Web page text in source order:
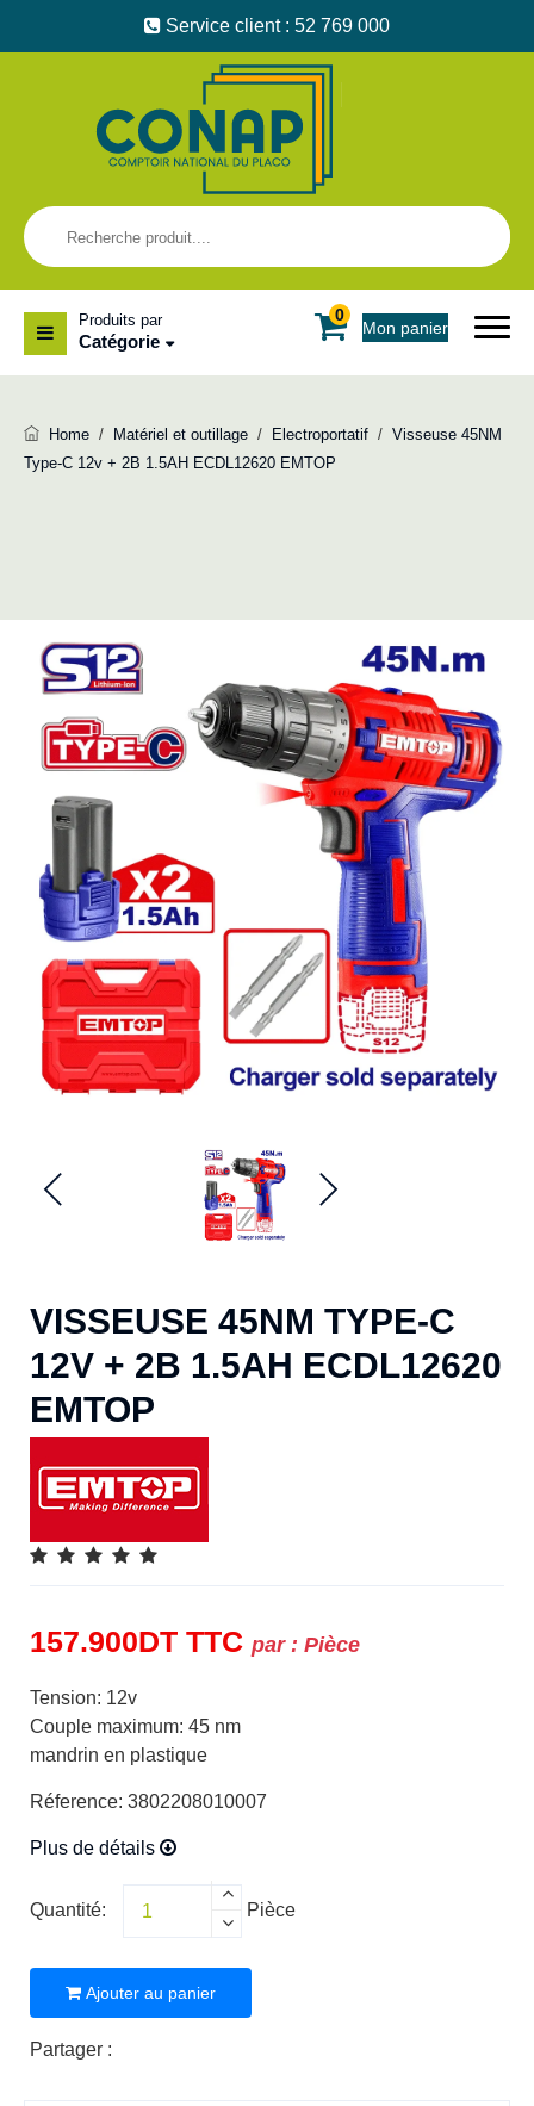
Service client : 52 769 000
0
Mon panier
Produits par
Catégorie
Home / Matériel et outillage / Electroportatif / Visseuse 45NM
Type-C 12v + 2B 1.5AH ECDL12620 EMTOP
VISSEUSE 45NM TYPE-C
12V + 2B 1.5AH ECDL12620
EMTOP
157.900DT TTC par : Pièce
Tension: 12v
Couple maximum: 45 nm
mandrin en plastique
Réference: 3802208010007
Plus de détails
Quantité: Pièce
Ajouter au panier
Partager :